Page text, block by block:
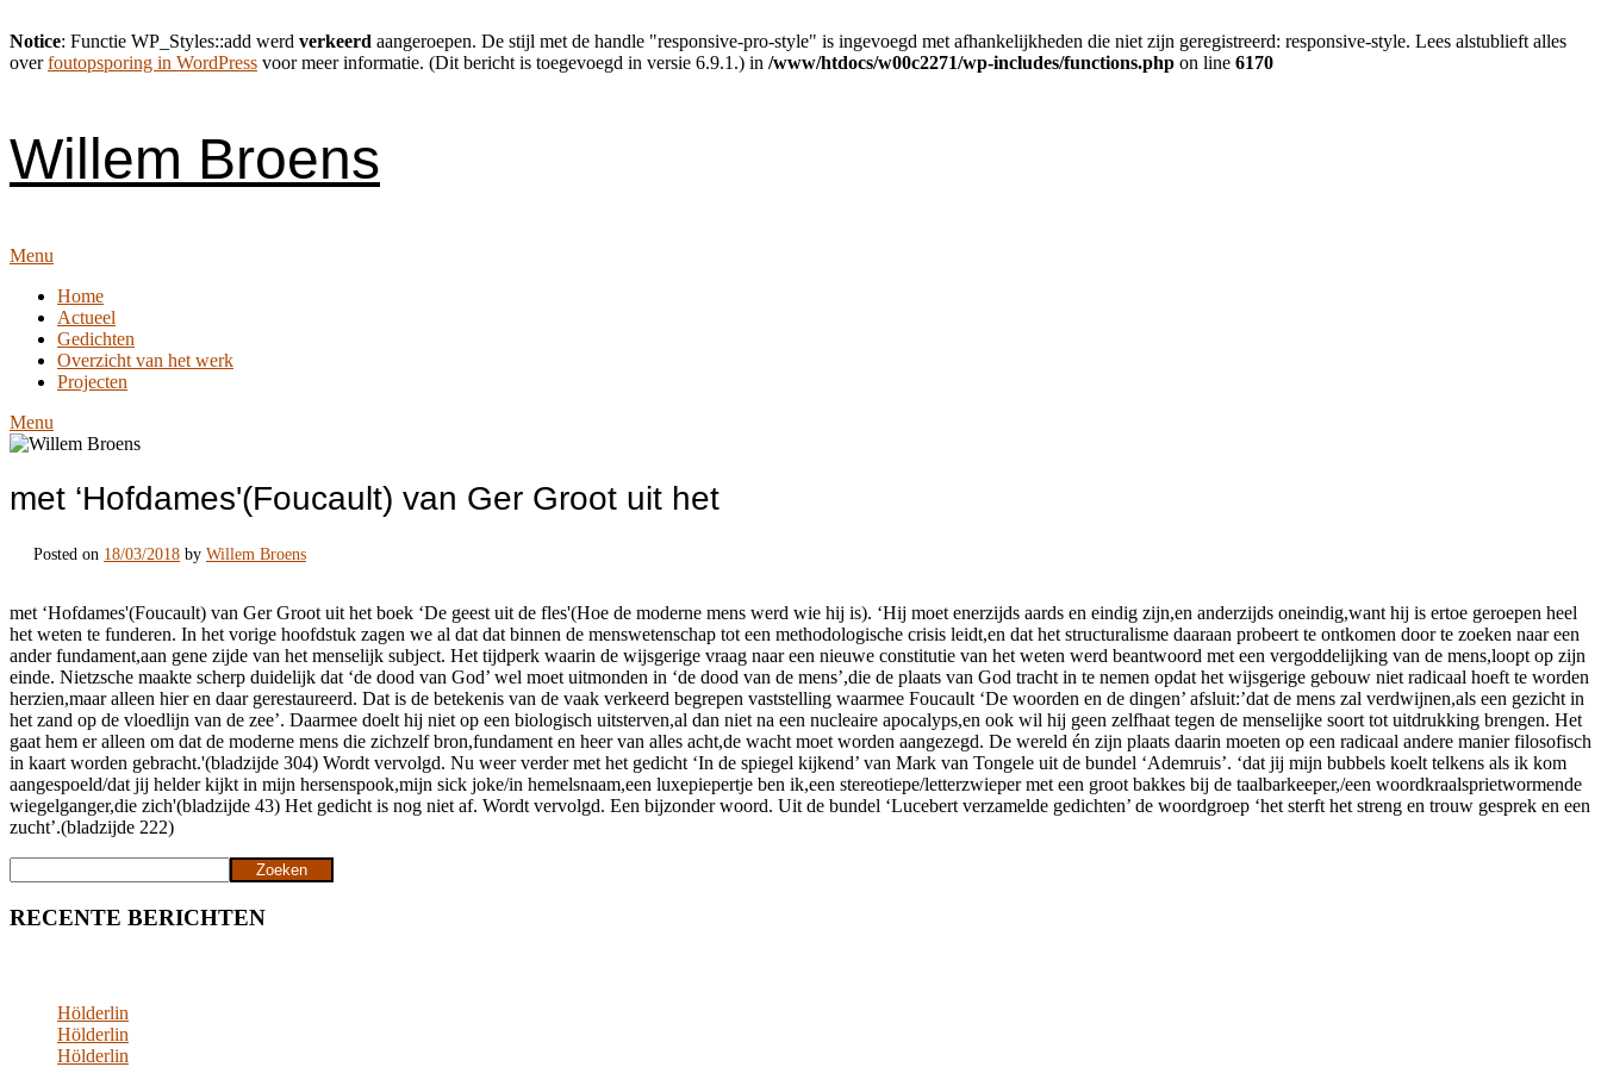
Notice: Functie WP_Styles::add werd verkeerd aangeroepen. De stijl met de handle "responsive-pro-style" is ingevoegd met afhankelijkheden die niet zijn geregistreerd: responsive-style. Lees alstublieft alles
overfoutopsporing in WordPress voor meer informatie. (Dit bericht is toegevoegd in versie 6.9.1.) in /www/htdocs/w00c2271/wp-includes/functions.php on line 6170
Willem Broens
Menu
Home
Actueel
Gedichten
Overzicht van het werk
Projecten
Menu
met ‘Hofdames'(Foucault) van Ger Groot uit het
Posted on 18/03/2018 by Willem Broens
met ‘Hofdames'(Foucault) van Ger Groot uit het boek ‘De geest uit de fles'(Hoe de moderne mens werd wie hij is). ‘Hij moet enerzijds aards en eindig zijn,en anderzijds oneindig,want hij is ertoe geroepen heel
het weten te funderen. In het vorige hoofdstuk zagen we al dat dat binnen de menswetenschap tot een methodologische crisis leidt,en dat het structuralisme daaraan probeert te ontkomen door te zoeken naar een
ander fundament,aan gene zijde van het menselijk subject. Het tijdperk waarin de wijsgerige vraag naar een nieuwe constitutie van het weten werd beantwoord met een vergoddelijking van de mens,loopt op zijn
einde. Nietzsche maakte scherp duidelijk dat ‘de dood van God’ wel moet uitmonden in ‘de dood van de mens’,die de plaats van God tracht in te nemen opdat het wijsgerige gebouw niet radicaal hoeft te worden
herzien,maar alleen hier en daar gerestaureerd. Dat is de betekenis van de vaak verkeerd begrepen vaststelling waarmee Foucault ‘De woorden en de dingen’ afsluit:’dat de mens zal verdwijnen,als een gezicht in
het zand op de vloedlijn van de zee’. Daarmee doelt hij niet op een biologisch uitsterven,al dan niet na een nucleaire apocalyps,en ook wil hij geen zelfhaat tegen de menselijke soort tot uitdrukking brengen. Het
gaat hem er alleen om dat de moderne mens die zichzelf bron,fundament en heer van alles acht,de wacht moet worden aangezegd. De wereld én zijn plaats daarin moeten op een radicaal andere manier filosofisch
in kaart worden gebracht.'(bladzijde 304) Wordt vervolgd. Nu weer verder met het gedicht ‘In de spiegel kijkend’ van Mark van Tongele uit de bundel ‘Ademruis’. ‘dat jij mijn bubbels koelt telkens als ik kom
aangespoeld/dat jij helder kijkt in mijn hersenspook,mijn sick joke/in hemelsnaam,een luxepiepertje ben ik,een stereotiepe/letterzwieper met een groot bakkes bij de taalbarkeeper,/een woordkraalsprietwormende
wiegelganger,die zich'(bladzijde 43) Het gedicht is nog niet af. Wordt vervolgd. Een bijzonder woord. Uit de bundel ‘Lucebert verzamelde gedichten’ de woordgroep ‘het sterft het streng en trouw gesprek en een
zucht’.(bladzijde 222)
Zoeken
RECENTE BERICHTEN
Hölderlin
Hölderlin
Hölderlin